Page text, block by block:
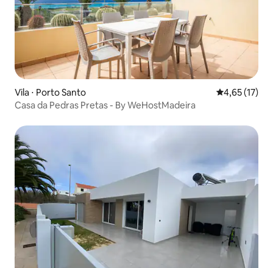
Vila ⋅ Porto Santo 4,65 de uma
4,65 (17)
Casa da Pedras Pretas - By WeHostMadeira